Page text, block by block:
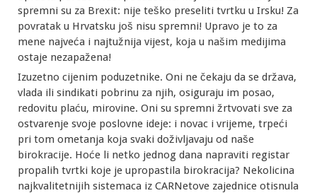
spremni su za Brexit: nije teško preseliti tvrtku u Irsku! Za
povratak u Hrvatsku još nisu spremni! Upravo je to za
mene najveća i najtužnija vijest, koja u našim medijima
ostaje nezapažena!
Izuzetno cijenim poduzetnike. Oni ne čekaju da se država,
vlada ili sindikati pobrinu za njih, osiguraju im posao,
redovitu plaću, mirovine. Oni su spremni žrtvovati sve za
ostvarenje svoje poslovne ideje: i novac i vrijeme, trpeći
pri tom ometanja koja svaki doživljavaju od naše
birokracije. Hoće li netko jednog dana napraviti registar
propalih tvrtki koje je upropastila birokracija? Nekolicina
najkvalitetnijih sistemaca iz CARNetove zajednice otisnula